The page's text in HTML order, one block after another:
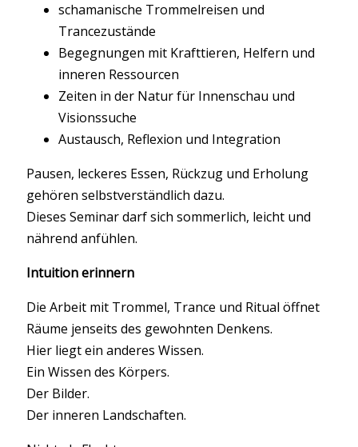
schamanische Trommelreisen und
Trancezustände
Begegnungen mit Krafttieren, Helfern und
inneren Ressourcen
Zeiten in der Natur für Innenschau und
Visionssuche
Austausch, Reflexion und Integration
Pausen, leckeres Essen, Rückzug und Erholung
gehören selbstverständlich dazu.
Dieses Seminar darf sich sommerlich, leicht und
nährend anfühlen.
Intuition erinnern
Die Arbeit mit Trommel, Trance und Ritual öffnet
Räume jenseits des gewohnten Denkens.
Hier liegt ein anderes Wissen.
Ein Wissen des Körpers.
Der Bilder.
Der inneren Landschaften.